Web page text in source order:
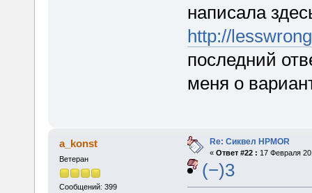
написала
http://
последний
меня о
a_konst
Ветеран
Сообщений: 399
Re: Сиквел HPMOR
« Ответ #22 : 17 Февраля
(−)3